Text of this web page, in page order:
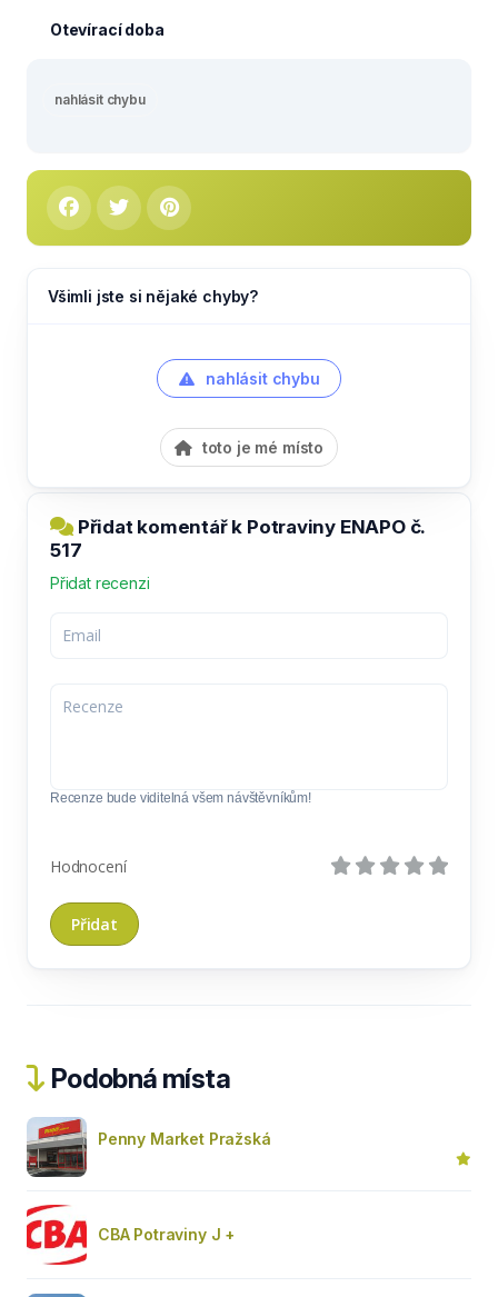
Otevírací doba
nahlásit chybu
Všimli jste si nějaké chyby?
nahlásit chybu
toto je mé místo
Přidat komentář k Potraviny ENAPO č.
517
Přidat recenzi
Recenze bude viditelná všem návštěvníkům!
Hodnocení
Podobná místa
Penny Market Pražská
CBA Potraviny J +